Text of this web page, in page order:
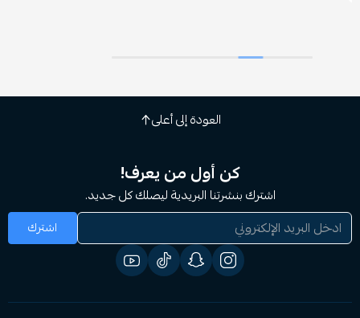
كن أول من يعرف!
اشترك بنشرتنا البريدية ليصلك كل جديد.